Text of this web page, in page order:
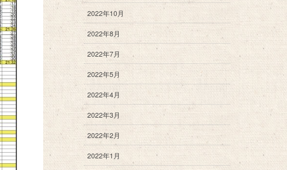
2022年10月
2022年8月
2022年7月
2022年5月
2022年4月
2022年3月
2022年2月
2022年1月